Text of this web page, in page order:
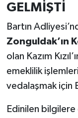
GELMİŞTİ
Bartın
Zonguldak’ın
olan Kazım
emeklilik
vedalaşmak için
Edinilen bilgilere